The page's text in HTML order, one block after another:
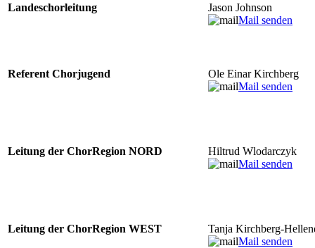
Landeschorleitung
Jason Johnson
Mail senden
Referent Chorjugend
Ole Einar Kirchberg
Mail senden
Leitung der ChorRegion NORD
Hiltrud Wlodarczyk
Mail senden
Leitung der ChorRegion WEST
Tanja Kirchberg-
Mail senden